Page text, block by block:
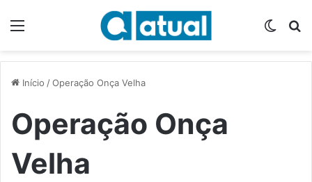
Início /Operação Onça Velha
Operação Onça
Velha